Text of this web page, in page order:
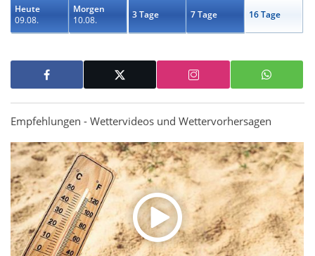
Heute
09.08.
Morgen
10.08.
3 Tage 7 Tage 16 Tage
Empfehlungen - Wettervideos und Wettervorhersagen